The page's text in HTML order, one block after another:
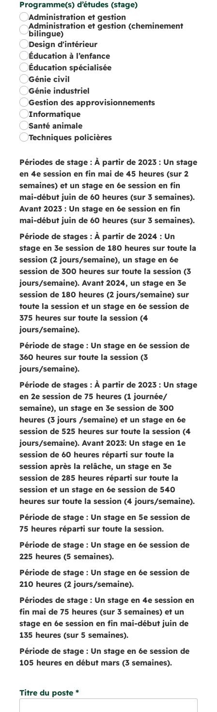
Programme(s) d’études (stage)
Administration et gestion
Administration et gestion (cheminement
bilingue)
Design d'intérieur
Éducation à l’enfance
Éducation spécialisée
Génie civil
Génie industriel
Gestion des approvisionnements
Informatique
Santé animale
Techniques policières
Périodes de stage : À partir de 2023 : Un stage
en 4e session en fin mai de 45 heures (sur 2
semaines) et un stage en 6e session en fin
mai-début juin de 60 heures (sur 3 semaines).
Avant 2023 : Un stage en 6e session en fin
mai-début juin de 60 heures (sur 3 semaines).
Période de stages : À partir de 2024 : Un
stage en 3e session de 180 heures sur toute la
session (2 jours/semaine), un stage en 6e
session de 300 heures sur toute la session (3
jours/semaine). Avant 2024, un stage en 3e
session de 180 heures (2 jours/semaine) sur
toute la session et un stage en 6e session de
375 heures sur toute la session (4
jours/semaine).
Période de stage : Un stage en 6e session de
360 heures sur toute la session (3
jours/semaine).
Période de stages : À partir de 2023 : Un stage
en 2e session de 75 heures (1 journée/
semaine), un stage en 3e session de 300
heures (3 jours /semaine) et un stage en 6e
session de 525 heures sur toute la session (4
jours/semaine). Avant 2023: Un stage en 1e
session de 60 heures réparti sur toute la
session après la relâche, un stage en 3e
session de 285 heures réparti sur toute la
session et un stage en 6e session de 540
heures sur toute la session (4 jours/semaine).
Période de stage : Un stage en 5e session de
75 heures réparti sur toute la session.
Période de stage : Un stage en 6e session de
225 heures (5 semaines).
Période de stage : Un stage en 6e session de
210 heures (2 jours/semaine).
Périodes de stage : Un stage en 4e session en
fin mai de 75 heures (sur 3 semaines) et un
stage en 6e session en fin mai-début juin de
135 heures (sur 5 semaines).
Période de stage : Un stage en 6e session de
105 heures en début mars (3 semaines).
Titre du poste *